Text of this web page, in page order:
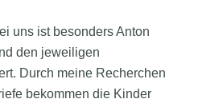
uns ist besonders Anton
den jeweiligen
Durch meine Recherchen
bekommen die Kinder